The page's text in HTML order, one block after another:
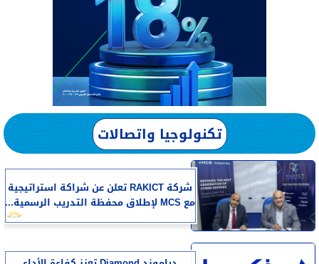
تكنولوجيا واتصالات
شركة RAKICT تعلن عن شراكة استراتيجية
مع MCS لإطلاق محفظة التدريب الرسمية...